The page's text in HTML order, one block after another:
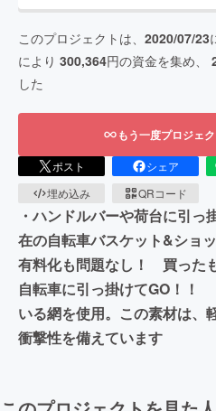
このプロジェクトは、 2020/07/23
により 300,364円の資金を集め、
した
もう一度プロジェ
ポスト シェア
埋め込み
QRコード
・ハンドルバーや荷台に引
在の自転車バスケット&ショ
有料化も問題なし！ 買った
自転車に引っ掛けてGO！！
いる網を使用。この素材は、
衝撃性を備えています